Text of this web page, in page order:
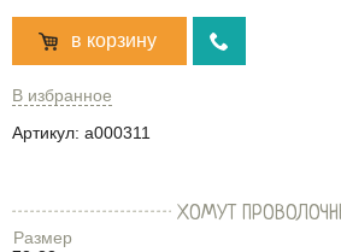
в корзину
В избранное
Артикул: a000311
ХОМУТ
Размер